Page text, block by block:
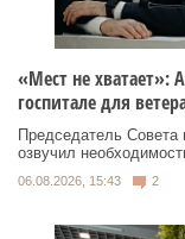
«Мест не хватает»:
госпитале для
Председатель
озвучил
06.08.2026, 15:43 2